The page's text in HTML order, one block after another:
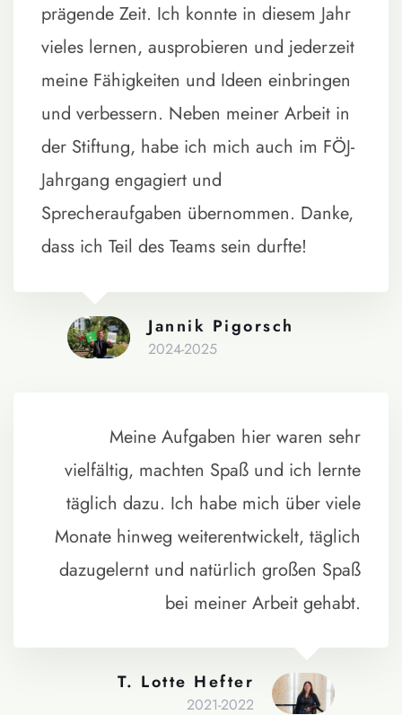
prägende Zeit. Ich konnte in diesem Jahr
vieles lernen, ausprobieren und jederzeit
meine Fähigkeiten und Ideen einbringen
und verbessern. Neben meiner Arbeit in
der Stiftung, habe ich mich auch im FÖJ-
Jahrgang engagiert und
Sprecheraufgaben übernommen. Danke,
dass ich Teil des Teams sein durfte!
Jannik Pigorsch
2024-2025
Meine Aufgaben hier waren sehr
vielfältig, machten Spaß und ich lernte
täglich dazu. Ich habe mich über viele
Monate hinweg weiterentwickelt, täglich
dazugelernt und natürlich großen Spaß
bei meiner Arbeit gehabt.
T. Lotte Hefter
2021-2022